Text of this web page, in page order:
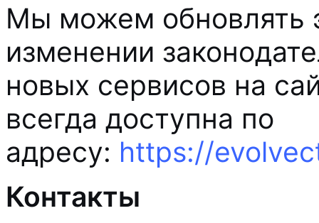
Мы можем обновлять
изменении
новых сервисов на
всегда доступна по
адресу: https://
Контакты